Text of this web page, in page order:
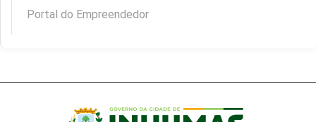
Portal do Empreendedor